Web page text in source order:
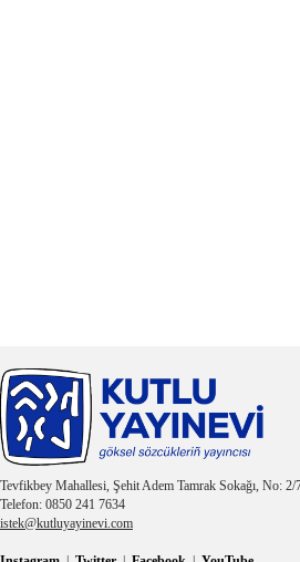
Tevfikbey Mahallesi, Şehit Adem Tamrak Sokağı, No:
Telefon: 0850 241 7634
istek@kutluyayinevi.com